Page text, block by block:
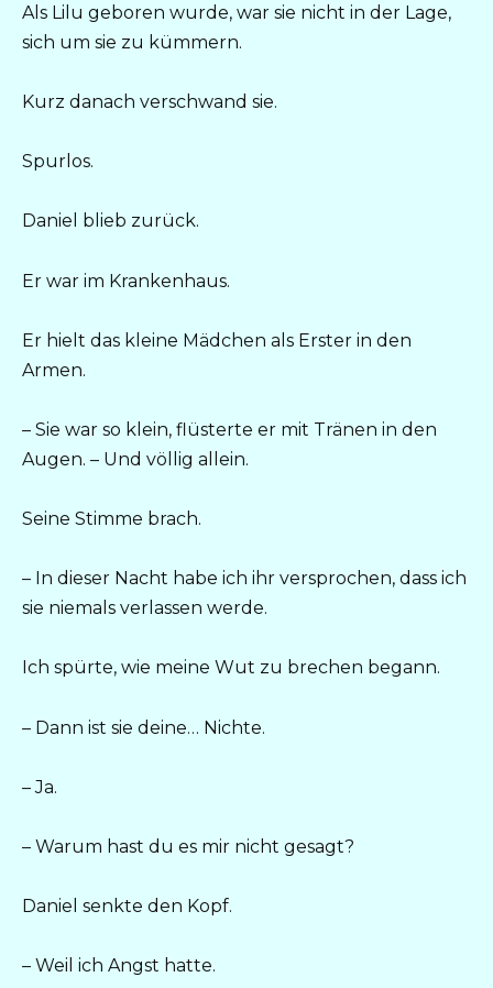
Als Lilu geboren wurde, war sie nicht in der Lage,
sich um sie zu kümmern.
Kurz danach verschwand sie.
Spurlos.
Daniel blieb zurück.
Er war im Krankenhaus.
Er hielt das kleine Mädchen als Erster in den
Armen.
– Sie war so klein, flüsterte er mit Tränen in den
Augen. – Und völlig allein.
Seine Stimme brach.
– In dieser Nacht habe ich ihr versprochen, dass ich
sie niemals verlassen werde.
Ich spürte, wie meine Wut zu brechen begann.
– Dann ist sie deine… Nichte.
– Ja.
– Warum hast du es mir nicht gesagt?
Daniel senkte den Kopf.
– Weil ich Angst hatte.